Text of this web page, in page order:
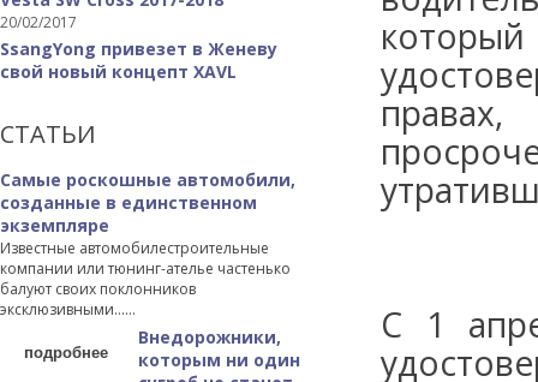
20/02/2017
SsangYong привезет в Женеву
свой новый концепт XAVL
СТАТЬИ
Самые роскошные автомобили,
созданные в единственном
экземпляре
Известные автомобилестроительные
компании или тюнинг-ателье частенько
балуют своих поклонников
эксклюзивными…...
подробнее
Внедорожники,
которым ни один
С 1